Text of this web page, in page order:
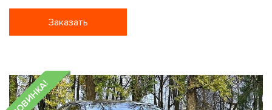
Заказать
НОВИНКА!